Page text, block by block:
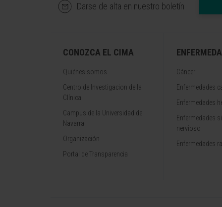
Darse de alta en nuestro boletín
CONOZCA EL CIMA
Quiénes somos
Centro de Investigacion de la
Clínica
Campus de la Universidad de
Navarra
Organización
Portal de Transparencia
Cáncer
Enfermedades
Enfermedades
Enfermedades
nervioso
Enfermedades